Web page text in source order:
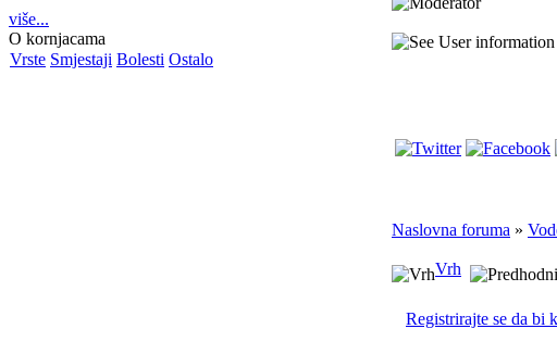
više...
O kornjacama
Vrste Smjestaji Bolesti Ostalo
Naslovna foruma »
Vrh
Registrirajte se da bi